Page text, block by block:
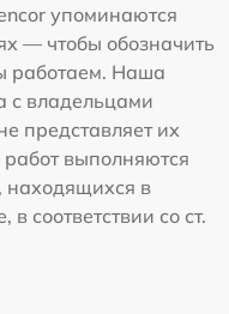
упоминаются
— чтобы обозначить
работаем. Наша
с владельцами
представляет их
выполняются
находящихся в
соответствии со ст.